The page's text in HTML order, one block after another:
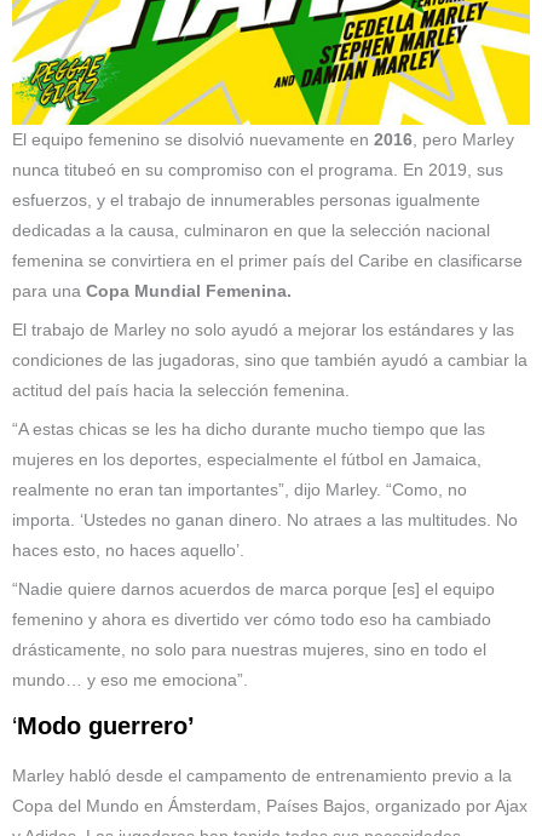
El equipo femenino se disolvió nuevamente en 2016, pero Marley
nunca titubeó en su compromiso con el programa. En 2019, sus
esfuerzos, y el trabajo de innumerables personas igualmente
dedicadas a la causa, culminaron en que la selección nacional
femenina se convirtiera en el primer país del Caribe en clasificarse
para una Copa Mundial Femenina.
El trabajo de Marley no solo ayudó a mejorar los estándares y las
condiciones de las jugadoras, sino que también ayudó a cambiar la
actitud del país hacia la selección femenina.
“A estas chicas se les ha dicho durante mucho tiempo que las
mujeres en los deportes, especialmente el fútbol en Jamaica,
realmente no eran tan importantes”, dijo Marley. “Como, no
importa. ‘Ustedes no ganan dinero. No atraes a las multitudes. No
haces esto, no haces aquello’.
“Nadie quiere darnos acuerdos de marca porque [es] el equipo
femenino y ahora es divertido ver cómo todo eso ha cambiado
drásticamente, no solo para nuestras mujeres, sino en todo el
mundo… y eso me emociona”.
‘Modo guerrero’
Marley habló desde el campamento de entrenamiento previo a la
Copa del Mundo en Ámsterdam, Países Bajos, organizado por Ajax